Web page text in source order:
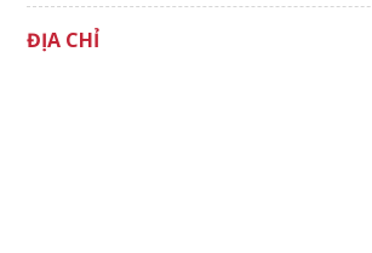
ĐỊA CHỈ